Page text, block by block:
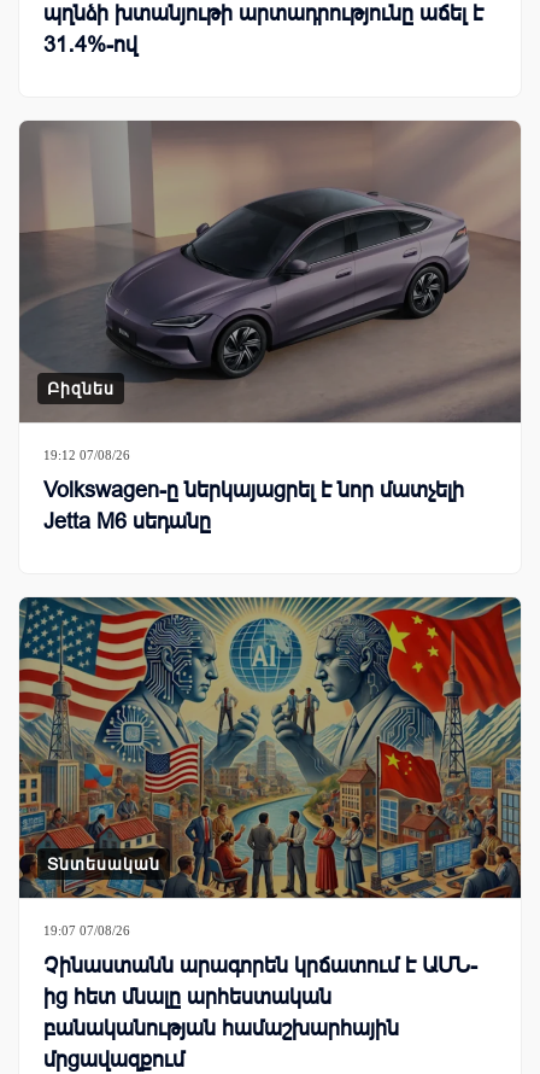
պղնձի խտանյութի արտադրությունը աճել է
31․4%-ով
Բիզնես
19:12 07/08/26
Volkswagen-ը ներկայացրել է նոր մատչելի
Jetta M6 սեդանը
Տնտեսական
19:07 07/08/26
Չինաստանն արագորեն կրճատում է ԱՄՆ-
ից հետ մնալը արհեստական
բանականության համաշխարհային
մրցավազքում